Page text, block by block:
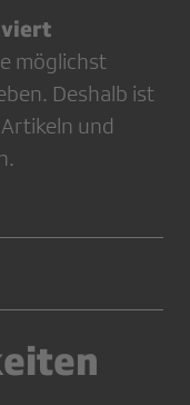
möglichst
Deshalb ist
und